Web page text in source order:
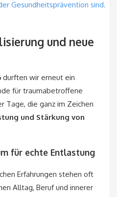
und neue
durften wir erneut ein
für traumabetroffene
Tage, die ganz im Zeichen
und Stärkung von
für echte Entlastung
Erfahrungen stehen oft
Alltag, Beruf und innerer